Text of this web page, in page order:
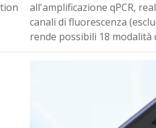
all'amplificazione qPCR,
canali di fluorescenza
rende possibili 18 modalità